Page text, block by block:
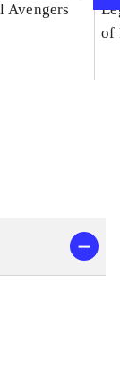
Avengers
of